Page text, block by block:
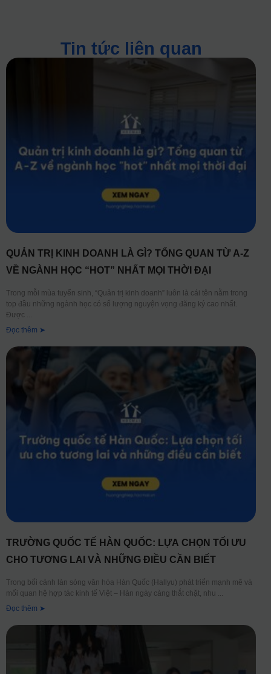
Tin tức liên quan
QUẢN TRỊ KINH DOANH LÀ GÌ? TỔNG QUAN TỪ A-Z
VỀ NGÀNH HỌC “HOT” NHẤT MỌI THỜI ĐẠI
Trong mỗi mùa tuyển sinh, “Quản trị kinh doanh” luôn là cái tên nằm trong
top đầu những ngành học có số lượng nguyện vọng đăng ký cao nhất.
Được
Đọc thêm ➤
TRƯỜNG QUỐC TẾ HÀN QUỐC: LỰA CHỌN TỐI ƯU
CHO TƯƠNG LAI VÀ NHỮNG ĐIỀU CẦN BIẾT
Trong bối cảnh làn sóng văn hóa Hàn Quốc (Hallyu) phát triển mạnh mẽ và
mối quan hệ hợp tác kinh tế Việt – Hàn ngày càng thắt chặt, nhu
Đọc thêm ➤